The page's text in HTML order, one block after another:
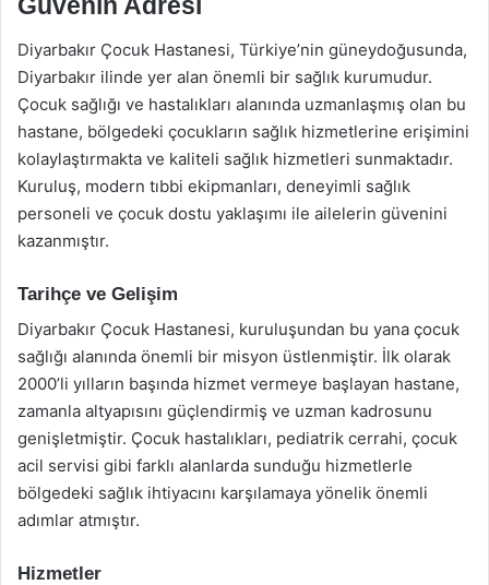
Diyarbakır Çocuk Hastanesi, Türkiye’nin güneydoğusunda,
Diyarbakır ilinde yer alan önemli bir sağlık kurumudur.
Çocuk sağlığı ve hastalıkları alanında uzmanlaşmış olan bu
hastane, bölgedeki çocukların sağlık hizmetlerine erişimini
kolaylaştırmakta ve kaliteli sağlık hizmetleri sunmaktadır.
Kuruluş, modern tıbbi ekipmanları, deneyimli sağlık
personeli ve çocuk dostu yaklaşımı ile ailelerin güvenini
kazanmıştır.
Tarihçe ve Gelişim
Diyarbakır Çocuk Hastanesi, kuruluşundan bu yana çocuk
sağlığı alanında önemli bir misyon üstlenmiştir. İlk olarak
2000’li yılların başında hizmet vermeye başlayan hastane,
zamanla altyapısını güçlendirmiş ve uzman kadrosunu
genişletmiştir. Çocuk hastalıkları, pediatrik cerrahi, çocuk
acil servisi gibi farklı alanlarda sunduğu hizmetlerle
bölgedeki sağlık ihtiyacını karşılamaya yönelik önemli
adımlar atmıştır.
Hizmetler